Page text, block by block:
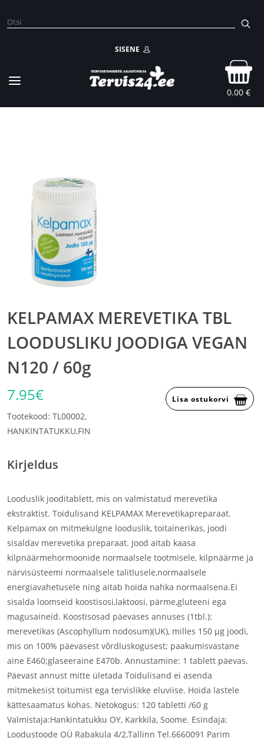
SISENE
0.00 €
KELPAMAX MEREVETIKA TBL
LOODUSLIKU JOODIGA VEGAN
N120 / 60g
7.95€ Lisa ostukorvi
Tootekood: TL00002,
HANKINTATUKKU,FIN
Kirjeldus
Looduslik jooditablett, mis on valmistatud merevetika
ekstraktist. Toidulisand KELPAMAX Merevetikapreparaat.
Kelpamax on mitmekülgne looduslik, toitainerikas, joodi
sisaldav merevetika preparaat. Jood aitab kaasa
kilpnäärmehormoonide normaalsele tootmisele, kilpnäärme ja
närvisüsteemi normaalsele talitlusele,normaalsele
energiavahetusele ning aitab hoida nahka normaalsena.Ei
sisalda loomseid koostisosi,laktoosi, pärme,gluteeni ega
magusaineid. Koostisosad päevases annuses (1tbl.):
merevetikas (Ascophyllum nodosum)(UK), milles 150 µg joodi,
mis on 100% päevasest võrdluskogusest; paakumisvastane
aine E460;glaseeraine E470b. Annustamine: 1 tablett päevas.
Päevast annust mitte ületada Toidulisand ei asenda
mitmekesist toitumist ega tervislikke eluviise. Hoida lastele
kättesaamatus kohas. Netokogus: 120 tabletti /60 g
Valmistaja:Hankintatukku OY, Karkkila, Soome. Esindaja:
Loodustoode OÜ Rabaküla 4/2,Tallinn Tel.6660091 Parim